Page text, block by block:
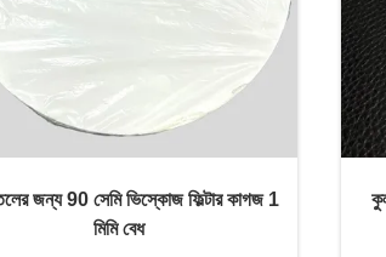
জন্য 90 সেমি ভিস্কোজ ফিল্টার কাগজ 1
মিমি বেধ